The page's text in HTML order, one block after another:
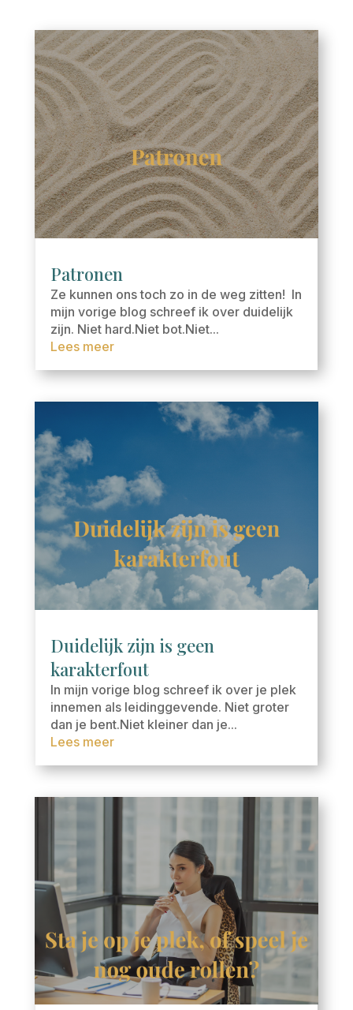
Patronen
Ze kunnen ons toch zo in de weg zitten! In
mijn vorige blog schreef ik over duidelijk
zijn. Niet hard.Niet bot.Niet...
Lees meer
Duidelijk zijn is geen
karakterfout
In mijn vorige blog schreef ik over je plek
innemen als leidinggevende. Niet groter
dan je bent.Niet kleiner dan je...
Lees meer